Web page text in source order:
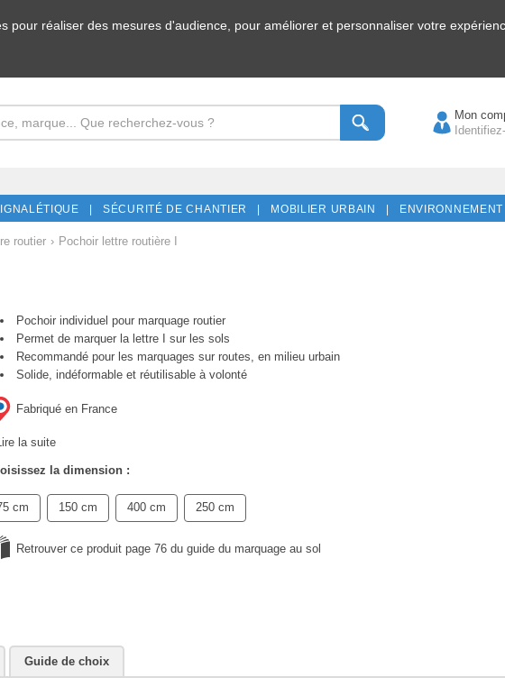
pour réaliser des mesures d'audience, pour améliorer et personnaliser votre
Mon
| SÉCURITÉ DE CHANTIER | MOBILIER URBAIN |
routier › Pochoir lettre routière I
Pochoir individuel pour marquage routier
Permet de marquer la lettre I sur les sols
Recommandé pour les marquages sur routes, en milieu urbain
Solide, indéformable et réutilisable à volonté
Fabriqué en France
la suite
la dimension :
cm 150 cm 400 cm 250 cm
Retrouver ce produit page 76 du guide du marquage au sol
Guide de choix